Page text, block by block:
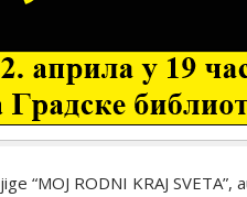
“MOJ RODNI KRAJ